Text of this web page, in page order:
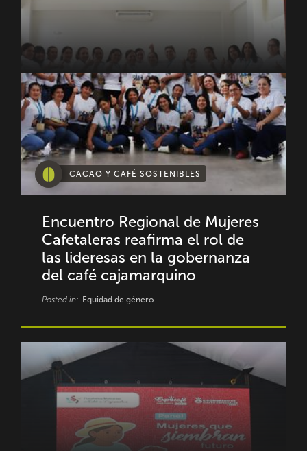
CACAO Y CAFÉ SOSTENIBLES
Encuentro Regional de Mujeres
Cafetaleras reafirma el rol de
las lideresas en la gobernanza
del café cajamarquino
Posted in: Equidad de género